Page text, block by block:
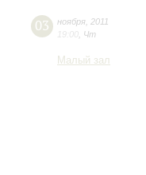
03 ноября 2011
19:00 Чт
Малый зал